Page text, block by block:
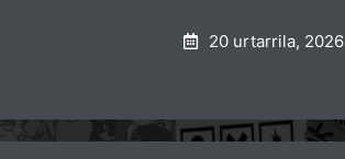
20 urtarrila, 2026